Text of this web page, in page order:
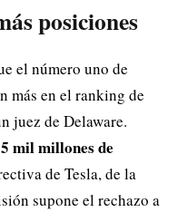
posiciones
el número uno de
más en el ranking de
juez de Delaware.
mil millones de
de Tesla, de la
supone el rechazo a